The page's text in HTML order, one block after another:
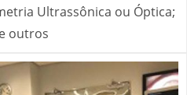
Ultrassônica ou Óptica;
outros